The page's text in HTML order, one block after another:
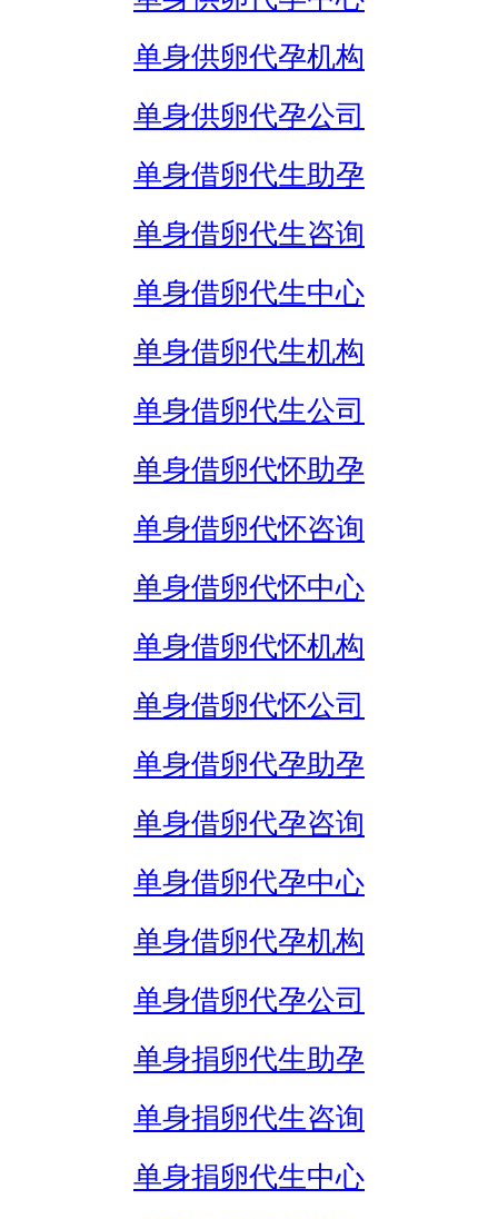
单身供卵代孕机构
单身供卵代孕公司
单身借卵代生助孕
单身借卵代生咨询
单身借卵代生中心
单身借卵代生机构
单身借卵代生公司
单身借卵代怀助孕
单身借卵代怀咨询
单身借卵代怀中心
单身借卵代怀机构
单身借卵代怀公司
单身借卵代孕助孕
单身借卵代孕咨询
单身借卵代孕中心
单身借卵代孕机构
单身借卵代孕公司
单身捐卵代生助孕
单身捐卵代生咨询
单身捐卵代生中心